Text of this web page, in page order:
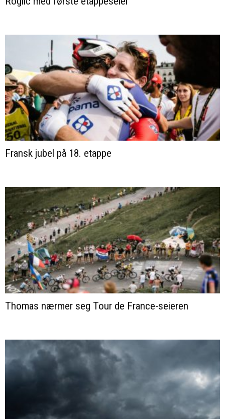
Fransk jubel på 18. etappe
Thomas nærmer seg Tour de France-seieren